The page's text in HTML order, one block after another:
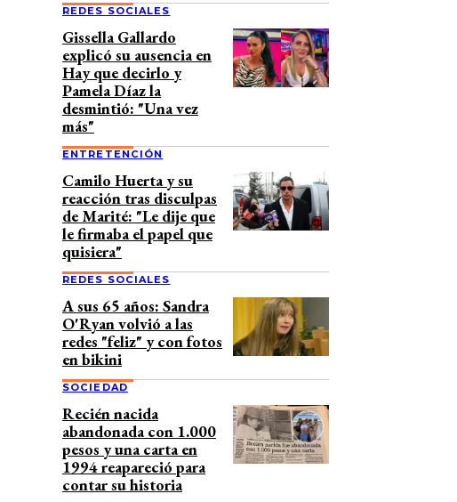
REDES SOCIALES
Gissella Gallardo
explicó su ausencia en
Hay que decirlo y
Pamela Díaz la
desmintió: "Una vez
más"
ENTRETENCIÓN
Camilo Huerta y su
reacción tras disculpas
de Marité: "Le dije que
le firmaba el papel que
quisiera"
REDES SOCIALES
A sus 65 años: Sandra
O'Ryan volvió a las
redes "feliz" y con fotos
en bikini
SOCIEDAD
Recién nacida
abandonada con 1.000
pesos y una carta en
1994 reapareció para
contar su historia